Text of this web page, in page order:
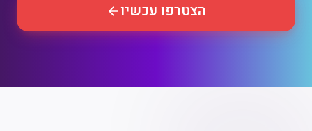
הצטרפו עכשיו